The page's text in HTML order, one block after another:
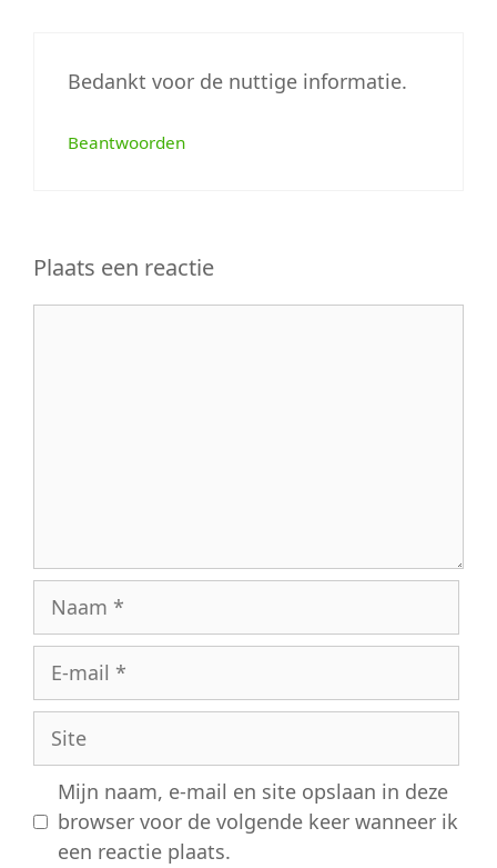
Bedankt voor de nuttige informatie.
Beantwoorden
Plaats een reactie
Naam
mail
Site
Mijn naam, e-mail en site opslaan in deze
browser voor de volgende keer wanneer ik
een reactie plaats.